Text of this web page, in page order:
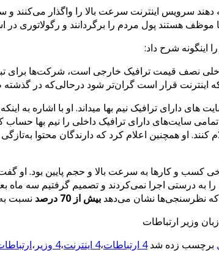
دهند سرویس اینترنت سرعت بالا را واگذار
موظف هستند پول مردم را برگردانند و رگولاتوری
شرح داد:
داخلی نصف قیمت ترافیک خارجی است، شرکت‌ها برای
است گران‌تر شود درحالی‌که در گذشته طبق مصوبه هر گیگ اینترنت 3 هزار و
های دارای ترافیک نیم بها میداند. او با اشاره
کسب و کارها به‌ سرعت بالا و حجم پایین بود. او
درستی اجرا نمی‌کردند و تصمیم گرفتیم سه ماه
که نظرسنجی‌ها نشان می‌دهد بیش از 70 درصد نسبت
برچسب زده شد4 ارتباطات ،4 اینترنت ،4 وزیر ،